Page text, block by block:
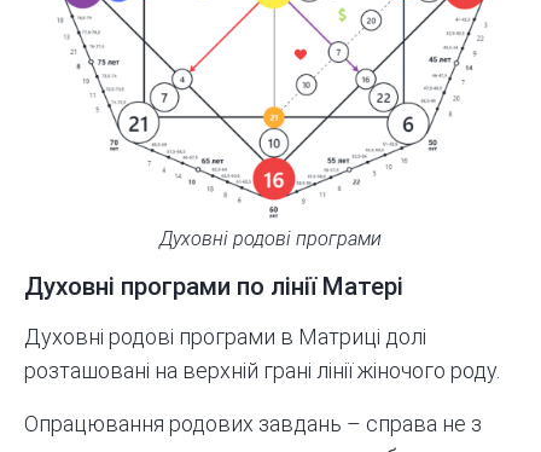
Духовні родові програми
Духовні програми по лінії Матері
Духовні родові програми в Матриці долі
розташовані на верхній грані лінії жіночого роду.
Опрацювання родових завдань – справа не з